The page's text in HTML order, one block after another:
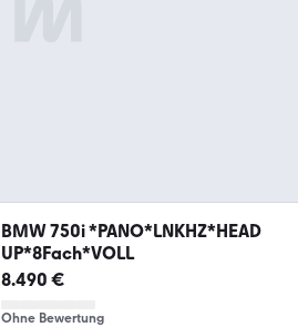
BMW 750i *PANO*LNKHZ*HEAD
UP*8Fach*VOLL
8.490 €
Ohne Bewertung